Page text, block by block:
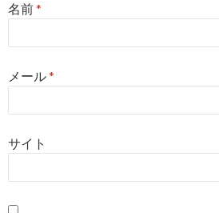
名前*
メール*
サイト